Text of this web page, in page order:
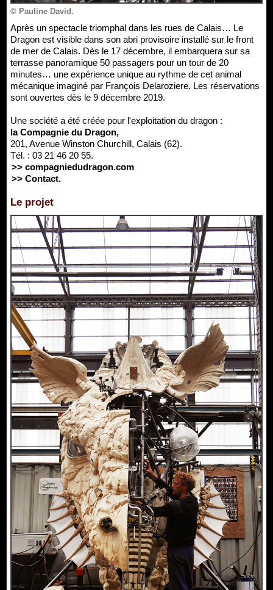
© Pauline David.
Après un spectacle triomphal dans les rues de Calais… Le
Dragon est visible dans son abri provisoire installé sur le front
de mer de Calais. Dès le 17 décembre, il embarquera sur sa
terrasse panoramique 50 passagers pour un tour de 20
minutes… une expérience unique au rythme de cet animal
mécanique imaginé par François Delaroziere. Les réservations
sont ouvertes dès le 9 décembre 2019.
Une société a été créée pour l'exploitation du dragon :
la Compagnie du Dragon,
201, Avenue Winston Churchill, Calais (62).
Tél. : 03 21 46 20 55.
>> compagniedudragon.com
>> Contact.
Le projet